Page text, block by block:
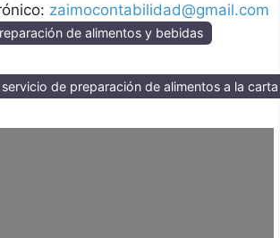
zaimocontabilidad@gmail.com
de alimentos y bebidas
de preparación de alimentos a la